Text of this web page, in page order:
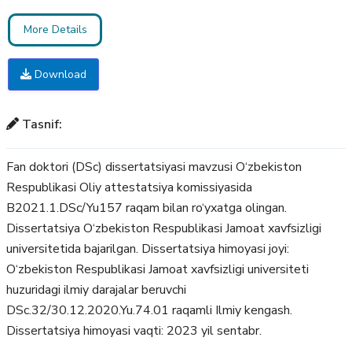
More Details
Download
Tasnif:
Fan doktori (DSc) dissertatsiyasi mavzusi O‘zbekiston
Respublikasi Oliy attestatsiya komissiyasida
B2021.1.DSc/Yu157 raqam bilan ro‘yxatga olingan.
Dissertatsiya O‘zbekiston Respublikasi Jamoat xavfsizligi
universitetida bajarilgan. Dissertatsiya himoyasi joyi:
O‘zbekiston Respublikasi Jamoat xavfsizligi universiteti
huzuridagi ilmiy darajalar beruvchi
DSc.32/30.12.2020.Yu.74.01 raqamli Ilmiy kengash.
Dissertatsiya himoyasi vaqti: 2023 yil sentabr.